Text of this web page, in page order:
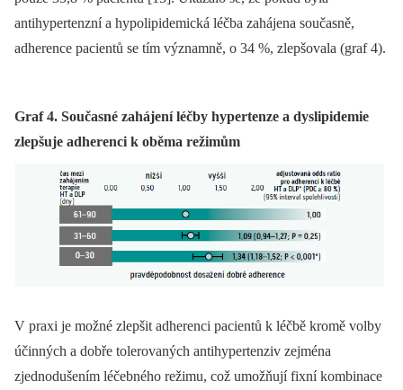
antihypertenzní a hypolipidemická léčba zahájena současně,
adherence pacientů se tím významně, o 34 %, zlepšovala (graf 4).
Graf 4. Současné zahájení léčby hypertenze a dyslipidemie
zlepšuje adherenci k oběma režimům
V praxi je možné zlepšit adherenci pacientů k léčbě kromě volby
účinných a dobře tolerovaných antihypertenziv zejména
zjednodušením léčebného režimu, což umožňují fixní kombinace